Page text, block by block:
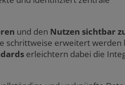
und den Nutzen sichtbar
schrittweise erweitert werden
erleichtern dabei die